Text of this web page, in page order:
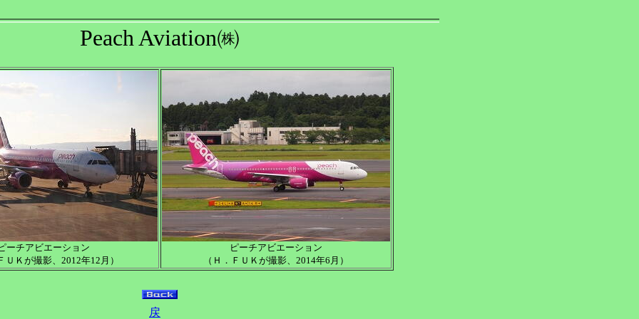
Peach Aviation㈱
ーチアビエーション
ＵＫが撮影、2012年12月）
ピーチアビエーション
（Ｈ．ＦＵＫが撮影、2014年6月）
戻